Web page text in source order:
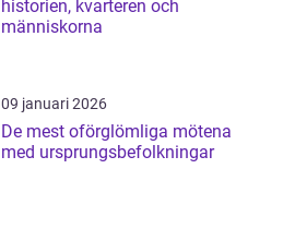
historien, kvarteren och
människorna
09 januari 2026
De mest oförglömliga mötena
med ursprungsbefolkningar